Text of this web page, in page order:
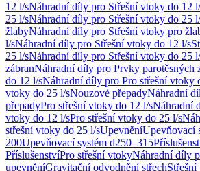
12 l/sNáhradní díly pro Střešní vtoky do 12
25 l/sNáhradní díly pro Střešní vtoky do 25
žlabyNáhradní díly pro Střešní vtoky pro
l/sNáhradní díly pro Střešní vtoky do 12 l/s
25 l/sNáhradní díly pro Střešní vtoky do 25
zábranNáhradní díly pro Prvky parotěsných
do 12 l/sNáhradní díly pro Pro střešní vtoky
vtoky do 25 l/sNouzové přepadyNáhradní
přepadyPro střešní vtoky do 12 l/sNáhradní
vtoky do 12 l/sPro střešní vtoky do 25 l/s
střešní vtoky do 25 l/sUpevněníUpevňovací
200Upevňovací systém d250–315
PříslušenstvíPro střešní vtokyNáhradní díly
upevněníGravitační odvodnění střech